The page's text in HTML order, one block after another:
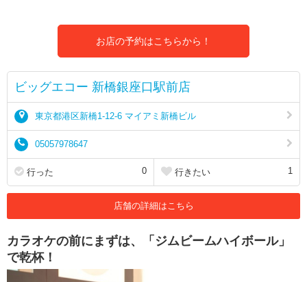
お店の予約はこちらから！
ビッグエコー 新橋銀座口駅前店
東京都港区新橋1-12-6 マイアミ新橋ビル
05057978647
行った 0 行きたい 1
店舗の詳細はこちら
カラオケの前にまずは、「ジムビームハイボール」
で乾杯！